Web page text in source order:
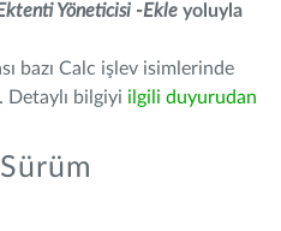
Yöneticisi -Ekle yoluyla
bazı Calc işlev isimlerinde
Detaylı bilgiyi ilgili duyurudan